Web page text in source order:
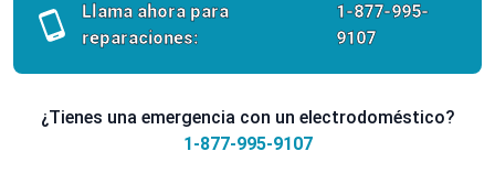
Llama ahora para
reparaciones:
1-877-995-
9107
¿Tienes una emergencia con un electrodoméstico?
1-877-995-9107